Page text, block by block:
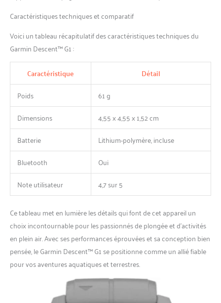
Caractéristiques techniques et comparatif
Voici un tableau récapitulatif des caractéristiques techniques du
Garmin Descent™ G1 :
Caractéristique Détail
Poids
61 g
Dimensions
4,55 x 4,55 x 1,52 cm
Batterie
Lithium-polymère, incluse
Bluetooth
Oui
Note utilisateur
4,7 sur 5
Ce tableau met en lumière les détails qui font de cet appareil un
choix incontournable pour les passionnés de plongée et d’activités
en plein air. Avec ses performances éprouvées et sa conception bien
pensée, le Garmin Descent™ G1 se positionne comme un allié fiable
pour vos aventures aquatiques et terrestres.